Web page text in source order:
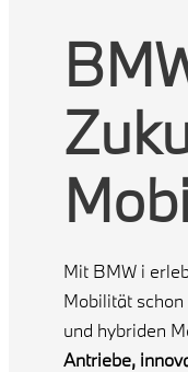
Mit BMW i
Mobilität
und hybriden
Antriebe,